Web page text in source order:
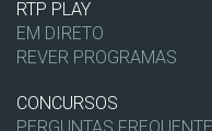
RTP PLAY
EM DIRETO
REVER PROGRAMAS
CONCURSOS